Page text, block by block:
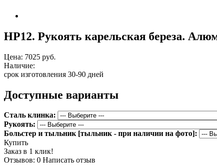
НР12. Рукоять карельская береза.
Цена: 7025 руб.
Наличие:
срок изготовления 30-90 дней
Доступные варианты
Сталь клинка:
Рукоять:
Больстер и тыльник [тыльник - при наличии на фото]:
Купить
Заказ в 1 клик!
Отзывов: 0 Написать отзыв